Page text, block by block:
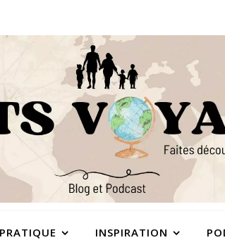
INSPIRATION